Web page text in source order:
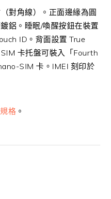
對角線）。正面邊緣為圓
鋁。睡眠/喚醒按鈕在裝置
ID。背面設置 True
卡托盤可裝入「Fourth
SIM 卡。IMEI 刻印於
格 。